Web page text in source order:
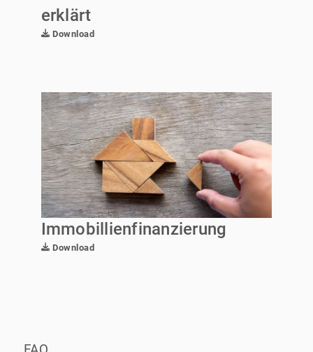
erklärt
Download
Immobillienfinanzierung
Download